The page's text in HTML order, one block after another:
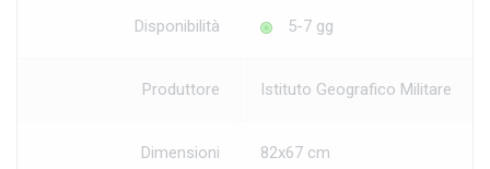
Disponibilità 5-7 gg
Produttore Istituto Geografico Militare
Dimensioni 82x67 cm